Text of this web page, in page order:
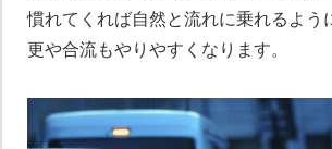
慣れてくれば自然と流れに乗れるよう
更や合流もやりやすくなります。